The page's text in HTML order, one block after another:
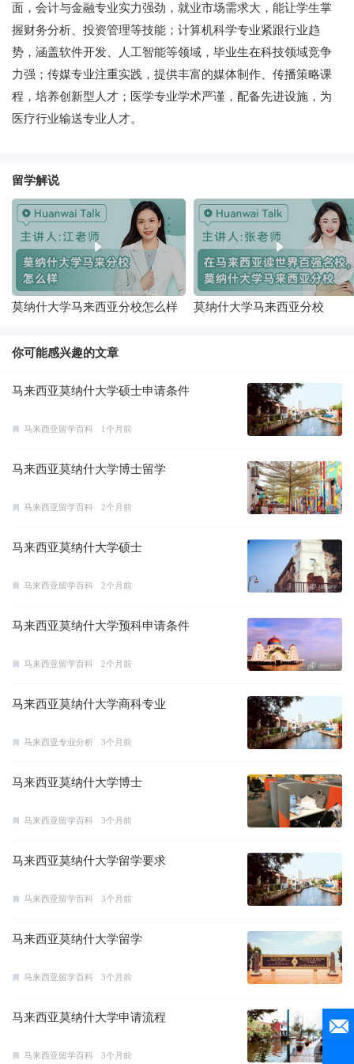
面，会计与金融专业实力强劲，就业市场需求大，能让学生掌
握财务分析、投资管理等技能；计算机科学专业紧跟行业趋
势，涵盖软件开发、人工智能等领域，毕业生在科技领域竞争
力强；传媒专业注重实践，提供丰富的媒体制作、传播策略课
程，培养创新型人才；医学专业学术严谨，配备先进设施，为
医疗行业输送专业人才。
留学解说
莫纳什大学马来西亚分校怎么样 莫纳什大学马来西亚分校
你可能感兴趣的文章
马来西亚莫纳什大学硕士申请条件
马来西亚留学百科 1个月前
马来西亚莫纳什大学博士留学
马来西亚留学百科 2个月前
马来西亚莫纳什大学硕士
马来西亚留学百科 2个月前
马来西亚莫纳什大学预科申请条件
马来西亚留学百科 2个月前
马来西亚莫纳什大学商科专业
马来西亚专业分析 3个月前
马来西亚莫纳什大学博士
马来西亚留学百科 3个月前
马来西亚莫纳什大学留学要求
马来西亚留学百科 3个月前
马来西亚莫纳什大学留学
马来西亚留学百科 3个月前
马来西亚莫纳什大学申请流程
马来西亚留学百科 3个月前